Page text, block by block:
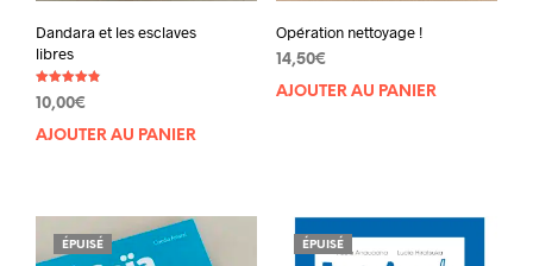
Dandara et les esclaves
libres
Note
4.83
10,00€
AJOUTER AU PANIER
Opération nettoyage !
14,50€
AJOUTER AU PANIER
ÉPUISÉ ÉPUISÉ